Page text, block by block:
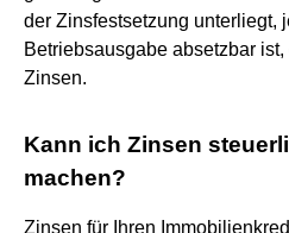
der Zinsfestsetzung unterliegt,
Betriebsausgabe absetzbar
Zinsen.
Kann ich Zinsen
machen?
Zinsen für Ihren